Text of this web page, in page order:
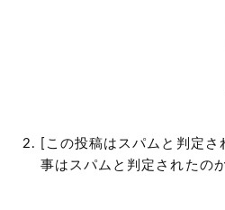
[この投稿はスパムと判定
事はスパムと判定されたの